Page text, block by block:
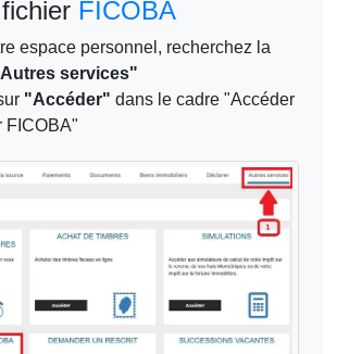
FICOBA
espace personnel, recherchez la
services"
"Accéder" dans le cadre "Accéder
FICOBA"